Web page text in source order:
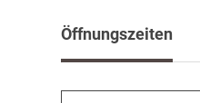
Öffnungszeiten